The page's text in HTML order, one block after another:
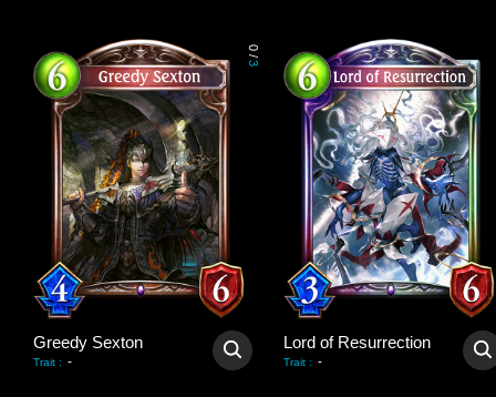
0
/
3
Greedy Sexton
Trait : -
Lord of Resurrection
Trait : -